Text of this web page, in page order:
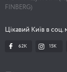
FINBERG)
Цікавий Київ в соц.
62K 15K